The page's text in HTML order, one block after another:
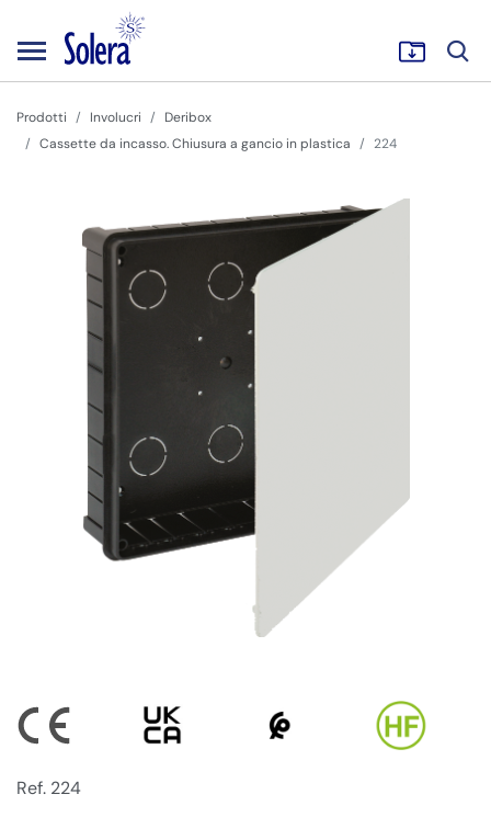
Prodotti Involucri
Deribox
Cassette da incasso. Chiusura a gancio in plastica
224
Ref. 224